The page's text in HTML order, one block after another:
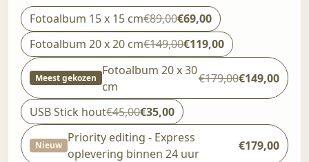
Fotoalbum 15 x 15 cm€89,00€69,00
Fotoalbum 20 x 20 cm€149,00€119,00
Meest gekozen
Fotoalbum 20 x 30
cm
€179,00€149,00
USB Stick hout€45,00€35,00
Nieuw
Priority editing - Express
oplevering binnen 24 uur
€179,00